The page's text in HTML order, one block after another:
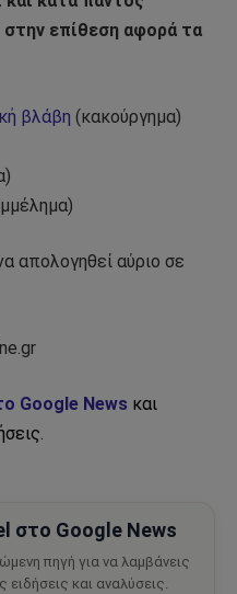
επίθεση αφορά τα
βλάβη (κακούργημα)
απολογηθεί αύριο σε
Google News και
στο Google News
πηγή για να λαμβάνεις
και αναλύσεις.